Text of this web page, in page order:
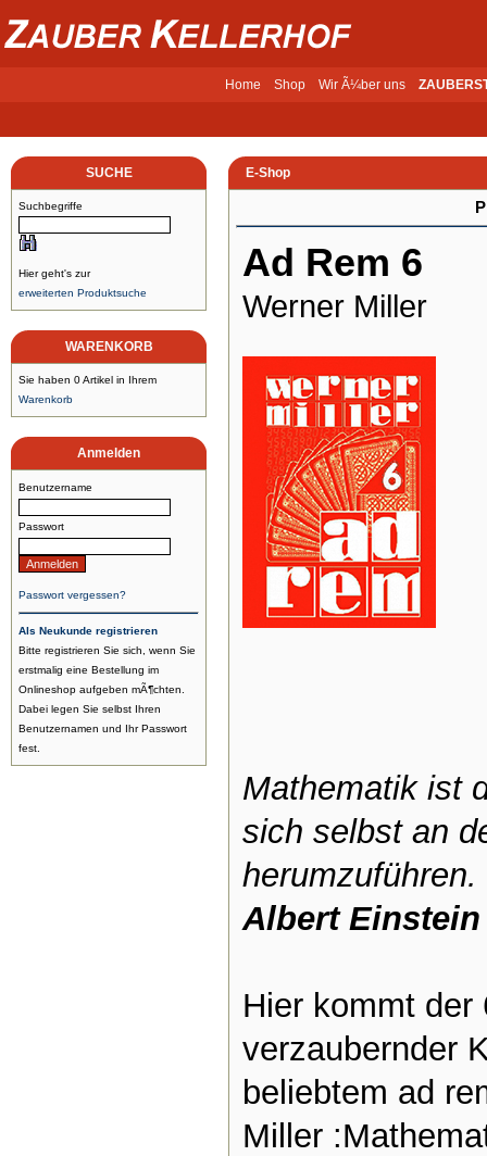
Home Shop Wir Ã¼ber uns
SUCHE
Suchbegriffe
Hier geht's zur
erweiterten Produktsuche
WARENKORB
Sie haben 0 Artikel in Ihrem
Warenkorb
Anmelden
Benutzername
Passwort
Passwort vergessen?
Als Neukunde registrieren
Bitte registrieren Sie sich, wenn Sie
erstmalig eine Bestellung im
Onlineshop aufgeben mÃ¶chten.
Dabei legen Sie selbst Ihren
Benutzernamen und Ihr Passwort
fest.
E-Shop
Ad Rem 6
Werner Miller
Mathematik ist
sich selbst an
herumzuführen.
Albert Einstein
Hier kommt der
verzaubernder
beliebtem ad
Miller